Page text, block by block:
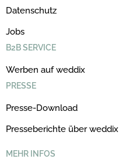
Datenschutz
Jobs
B2B SERVICE
Werben auf weddix
PRESSE
Presse-Download
Presseberichte über weddix
MEHR INFOS